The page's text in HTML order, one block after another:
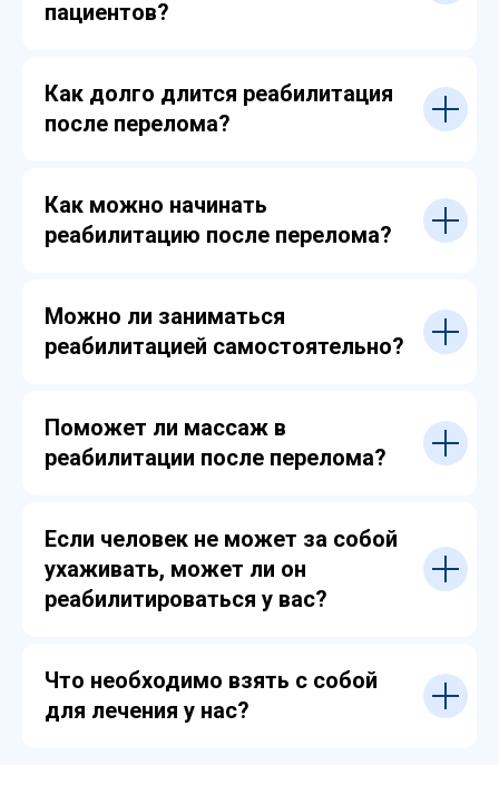
пациентов?
Как долго длится реабилитация
после перелома?
Как можно начинать
реабилитацию после перелома?
Можно ли заниматься
реабилитацией самостоятельно?
Поможет ли массаж в
реабилитации после перелома?
Если человек не может за собой
ухаживать, может ли он
реабилитироваться у вас?
Что необходимо взять с собой
для лечения у нас?